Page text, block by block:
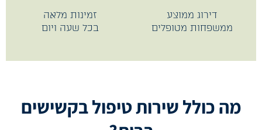
דירוג ממוצע
ממשפחות מטופלים
זמינות מלאה
בכל שעה ויום
מה כולל שירות טיפול בקשישים